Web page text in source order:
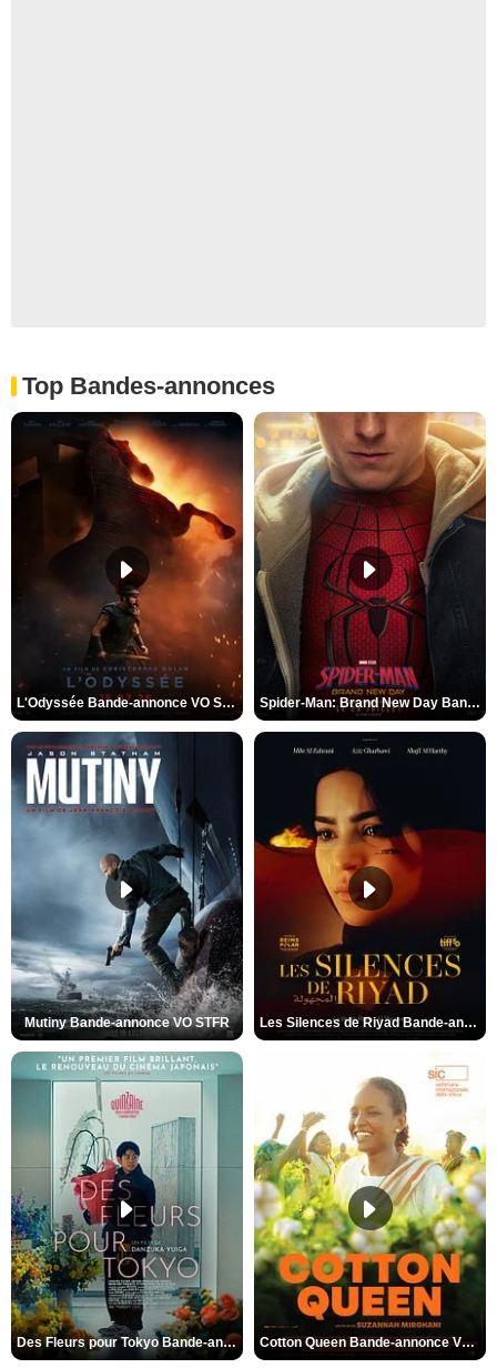
Top Bandes-annonces
L'Odyssée Bande-annonce VO STFR Spider-Man: Brand New Day Bande-annonce VO STFR
Mutiny Bande-annonce VO STFR Les Silences de Riyad Bande-annonce VO STFR
Des Fleurs pour Tokyo Bande-annonce VO STFR Cotton Queen Bande-annonce VO STFR